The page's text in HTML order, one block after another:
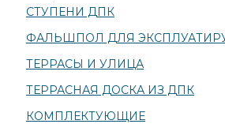
СТУПЕНИ ДПК
ФАЛЬШПОЛ ДЛЯ
ТЕРРАСЫ И УЛИЦА
ТЕРРАСНАЯ ДОСКА ИЗ ДПК
КОМПЛЕКТУЮЩИЕ